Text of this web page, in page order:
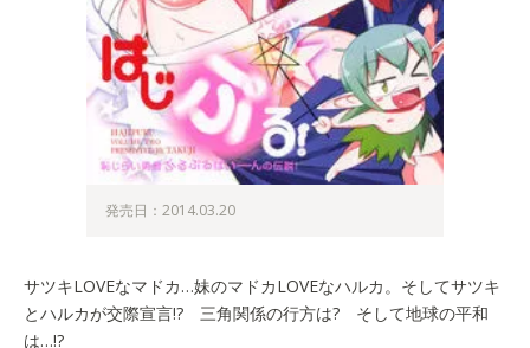
発売日：2014.03.20
サツキLOVEなマドカ…妹のマドカLOVEなハルカ。そしてサツキ
とハルカが交際宣言!? 三角関係の行方は? そして地球の平和
は…!?